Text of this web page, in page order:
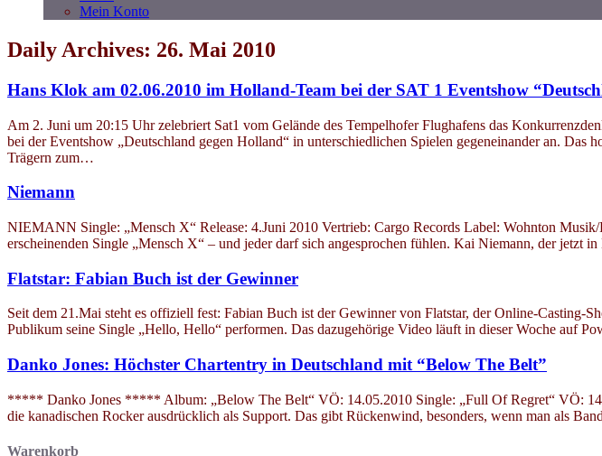
Mein Konto
Daily Archives: 26. Mai 2010
Hans Klok am 02.06.2010 im Holland-Team bei der SAT 1 Eventshow
Am 2. Juni um 20:15 Uhr zelebriert Sat1 vom Gelände des Tempelhofer Flughafens das
bei der Eventshow „Deutschland gegen Holland“ in unterschiedlichen Spielen gegeneinander an.
Trägern zum…
Niemann
NIEMANN Single: „Mensch X“ Release: 4.Juni 2010 Vertrieb: Cargo Records Label: Wohnton
erscheinenden Single „Mensch X“ – und jeder darf sich angesprochen fühlen. Kai Niemann, der jetzt
Flatstar: Fabian Buch ist der Gewinner
Seit dem 21.Mai steht es offiziell fest: Fabian Buch ist der Gewinner von Flatstar, der Online-Casting-
Publikum seine Single „Hello, Hello“ performen. Das dazugehörige Video läuft in dieser Woche auf
Danko Jones: Höchster Chartentry in Deutschland mit “Below The Belt”
***** Danko Jones ***** Album: „Below The Belt“ VÖ: 14.05.2010 Single: „Full Of Regret“ VÖ:
die kanadischen Rocker ausdrücklich als Support. Das gibt Rückenwind, besonders, wenn man als
Warenkorb